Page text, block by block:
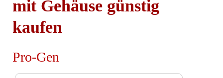
mit Gehäuse günstig
kaufen
Pro-Gen